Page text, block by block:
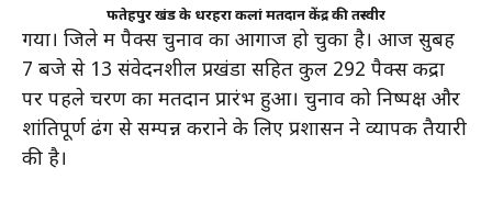
फतेहपुर प्रखंड के धरहरा कलां मतदान केंद्र की तस्वीर
गया। जिले में पैक्स चुनाव का आगाज हो चुका है। आज सुबह
7 बजे से 13 संवेदनशील प्रखंडों सहित कुल 292 पैक्स केंद्रों
पर पहले चरण का मतदान प्रारंभ हुआ। चुनाव को निष्पक्ष और
शांतिपूर्ण ढंग से सम्पन्न कराने के लिए प्रशासन ने व्यापक तैयारी
की है।